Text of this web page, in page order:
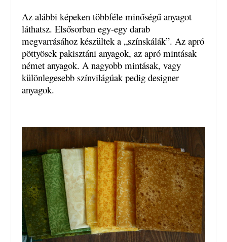
Az alábbi képeken többféle minőségű anyagot
láthatsz. Elsősorban egy-egy darab
megvarrásához készültek a „színskálák”. Az apró
pöttyösek pakisztáni anyagok, az apró mintásak
német anyagok. A nagyobb mintásak, vagy
különlegesebb színvilágúak pedig designer
anyagok.